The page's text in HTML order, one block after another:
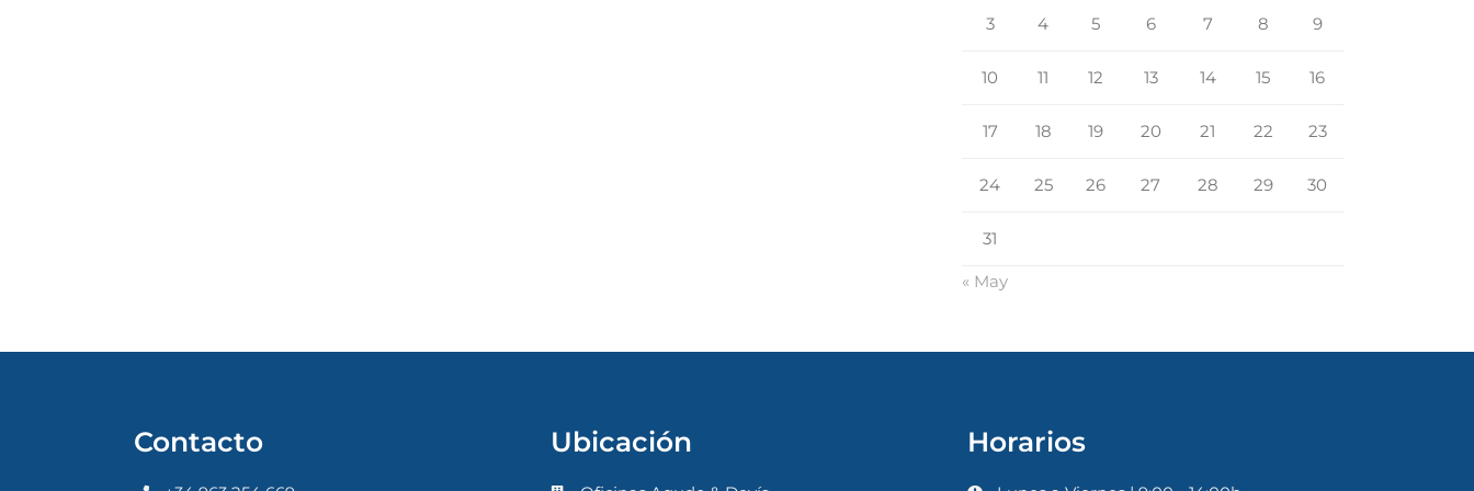
3 4 5 6 7 8 9
10 11 12 13 14 15 16
17 18 19 20 21 22 23
24 25 26 27 28 29 30
31
« May
Contacto Ubicación Horarios